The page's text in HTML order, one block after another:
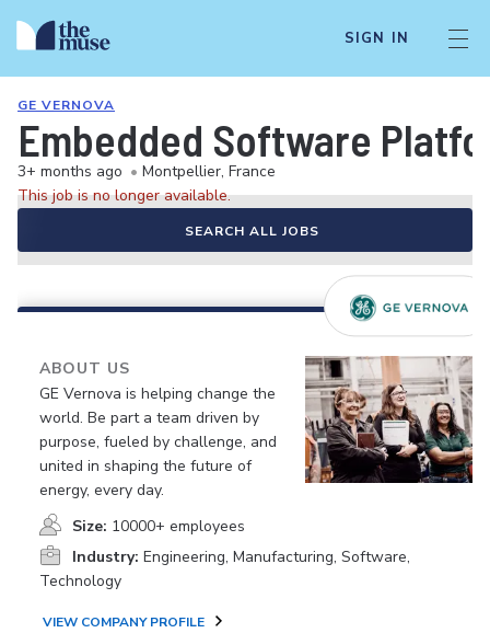
SIGN IN
GE VERNOVA
Embedded Software
3+ months ago • Montpellier, France
This job is no longer available.
SEARCH ALL JOBS
ABOUT US
GE Vernova is helping change the
world. Be part a team driven by
purpose, fueled by challenge, and
united in shaping the future of
energy, every day.
Size: 10000+ employees
Industry: Engineering, Manufacturing, Software,
Technology
VIEW COMPANY PROFILE